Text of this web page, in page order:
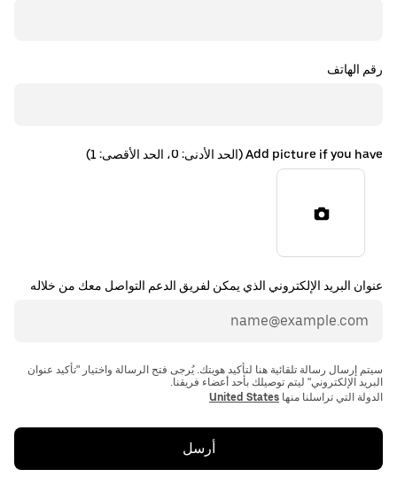
رقم الهاتف
Add picture if you have (الحد الأدنى: 0، الحد الأقصى: 1)
عنوان البريد الإلكتروني الذي يمكن لفريق الدعم التواصل معك من خلاله
سيتم إرسال رسالة تلقائية هنا لتأكيد هويتك. يُرجى فتح الرسالة واختيار "تأكيد عنوان
الدولة التي تراسلنا منها United States
أرسل